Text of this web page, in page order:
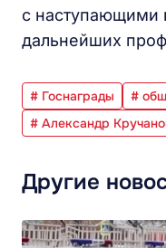
с наступающими
дальнейших
# Госнаграды #
# Александр
Другие